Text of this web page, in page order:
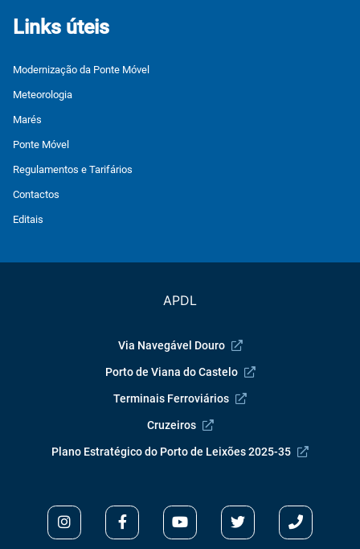
Links úteis
Modernização da Ponte Móvel
Meteorologia
Marés
Ponte Móvel
Regulamentos e Tarifários
Contactos
Editais
APDL
Via Navegável Douro
Porto de Viana do Castelo
Terminais Ferroviários
Cruzeiros
Plano Estratégico do Porto de Leixões 2025-35